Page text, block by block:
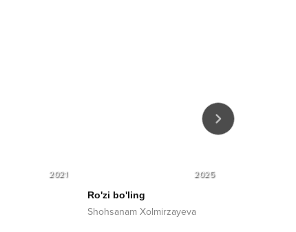
2021 2025
Ro'zi bo'ling
Shohsanam Xolmirzayeva